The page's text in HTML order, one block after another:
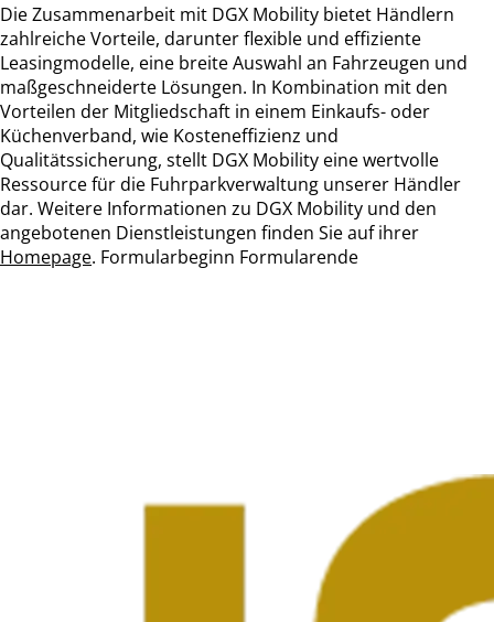
Die Zusammenarbeit mit DGX Mobility bietet Händlern
zahlreiche Vorteile, darunter flexible und effiziente
Leasingmodelle, eine breite Auswahl an Fahrzeugen und
maßgeschneiderte Lösungen. In Kombination mit den
Vorteilen der Mitgliedschaft in einem Einkaufs- oder
Küchenverband, wie Kosteneffizienz und
Qualitätssicherung, stellt DGX Mobility eine wertvolle
Ressource für die Fuhrparkverwaltung unserer Händler
dar. Weitere Informationen zu DGX Mobility und den
angebotenen Dienstleistungen finden Sie auf ihrer
Homepage. Formularbeginn Formularende